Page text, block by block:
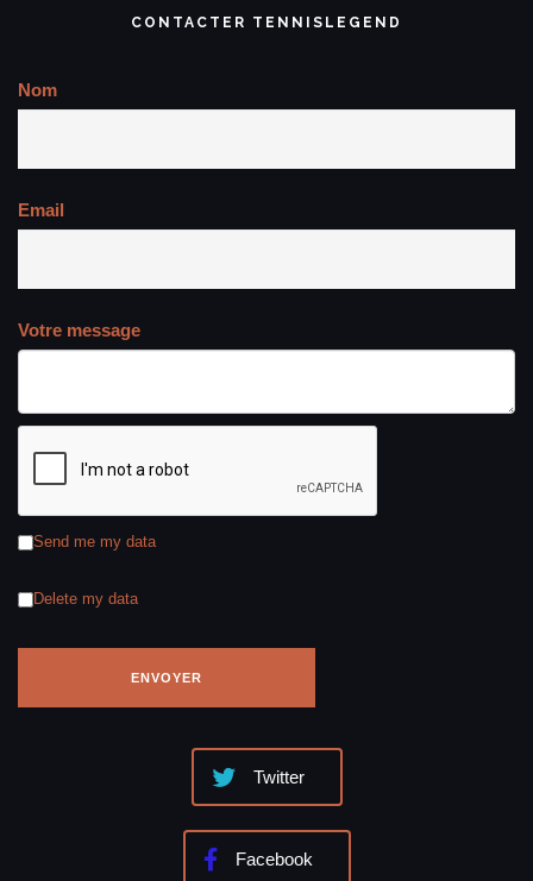
CONTACTER TENNISLEGEND
Nom
Email
Votre message
Send me my data
Delete my data
Twitter
Facebook